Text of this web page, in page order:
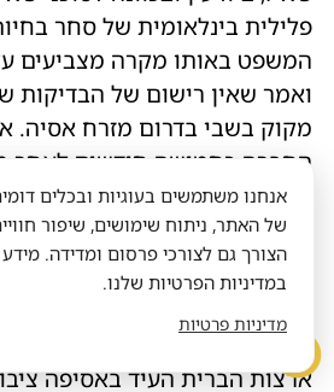
פלילית בינלאומית של סחר
המשפט באותו מקרה מצביעים
ואמר שאין רישום של הבדיקות
מקוק בשבי בדרום מזרח אסיה.
החברה כחמישה חודשים לאחר
תעשייה ענקית
הסחר במקוקים ארוכי־זנב הוא
של בעלי חיים חיים בשווי של
בין 2010 ל־2019.
ארצות הברית העיד באסיפה
אנחנו משתמשים בעוגיות ובכלים
של האתר, ניתוח שימושים, שיפור
הצורך גם לצורכי פרסום ומדידה.
במדיניות הפרטיות שלנו.
מדיניות פרטיות